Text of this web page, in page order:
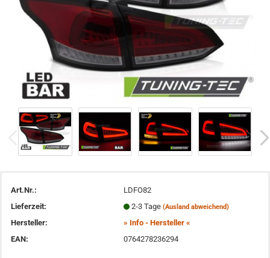
Art.Nr.:
LDFO82
Lieferzeit:
2-3 Tage (Ausland abweichend)
Hersteller:
» Info - Hersteller «
EAN:
0764278236294